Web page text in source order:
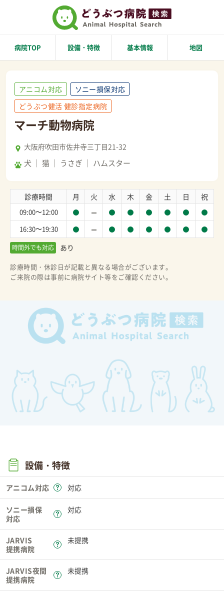
病院TOP 設備・特徴 基本情報 地図
アニコム対応
ソニー損保対応
どうぶつ健活 健診指定病院
マーチ動物病院
大阪府吹田市佐井寺三丁目21-32
犬 猫 うさぎ ハムスター
診療時間 月 火 水 木 金 土 日 祝
09:00〜12:00
16:30〜19:30
時間外でも対応 あり
診療時間・休診日が記載と異なる場合がございます。
ご来院の際は事前に病院サイト等をご確認ください。
設備・特徴
アニコム対応 対応
ソニー損保
対応
対応
JARVIS
提携病院
未提携
JARVIS夜間
提携病院
未提携